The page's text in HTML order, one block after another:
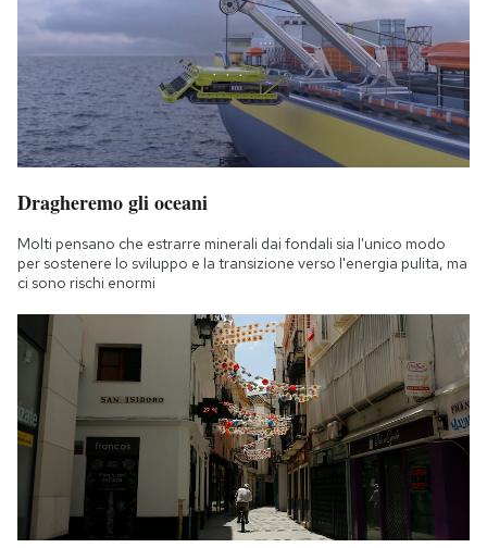
Dragheremo gli oceani
Molti pensano che estrarre minerali dai fondali sia l'unico modo
per sostenere lo sviluppo e la transizione verso l'energia pulita, ma
ci sono rischi enormi